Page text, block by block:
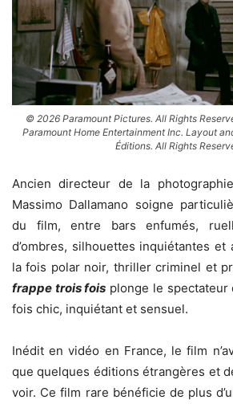
© 2026 Paramount Pictures. All Rights
Paramount Home Entertainment Inc. Layout
Éditions. All Rights
Ancien directeur de la
Massimo Dallamano soigne
du film, entre bars enfumés,
d’ombres, silhouettes inquiétantes et
la fois polar noir, thriller criminel et
frappe trois fois plonge le spectateur
fois chic, inquiétant et sensuel.
Inédit en vidéo en France, le film
que quelques éditions étrangères et
voir. Ce film rare bénéficie de plus